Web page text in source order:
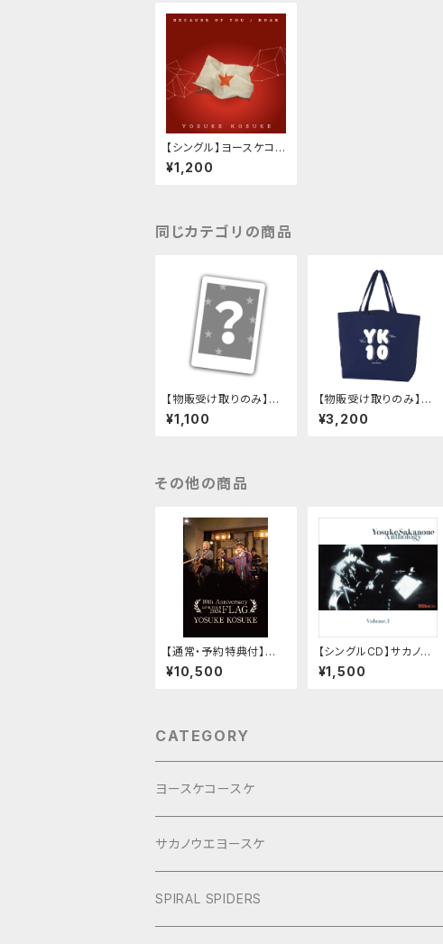
【シングル】ヨースケコ
ースケ「BECAUSE OF
YOU / ROAR」
¥1,200
同じカテゴリの商品
【物販受け取りのみ】ヨ
ースケコースケ チェキ
¥1,100
【物販受け取りのみ】YK
10トートバッグ（3色）
¥3,200
その他の商品
【通常・予約特典付】ヨ
ースケコースケ DVD&
CD「LIVE TOUR 202
¥10,500
【シングルCD】サカノウ
エヨースケ「Antholog
y Vol.1」
¥1,500
CATEGORY
ヨースケコースケ
ぶらり旅2017Short
サカノウエヨースケ
ヨースケNIGHT
SPIRAL SPIDERS